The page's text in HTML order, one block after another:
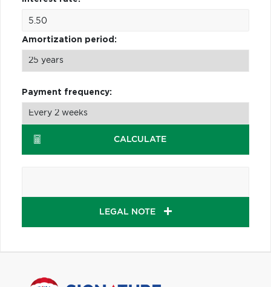
Amortization period:
Payment frequency:
CALCULATE
LEGAL NOTE